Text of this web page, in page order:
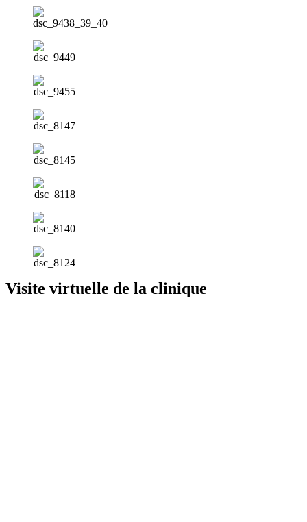
Visite virtuelle de la clinique